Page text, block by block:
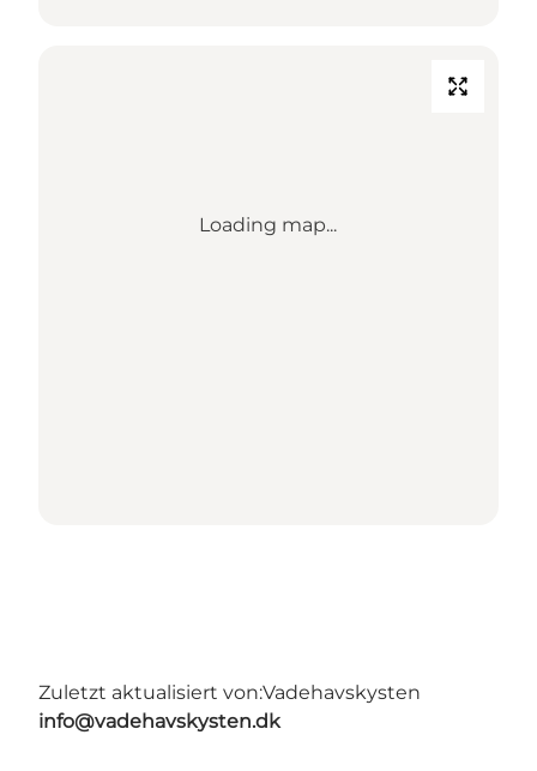
Loading map...
Zuletzt aktualisiert von:Vadehavskysten
info@vadehavskysten.dk